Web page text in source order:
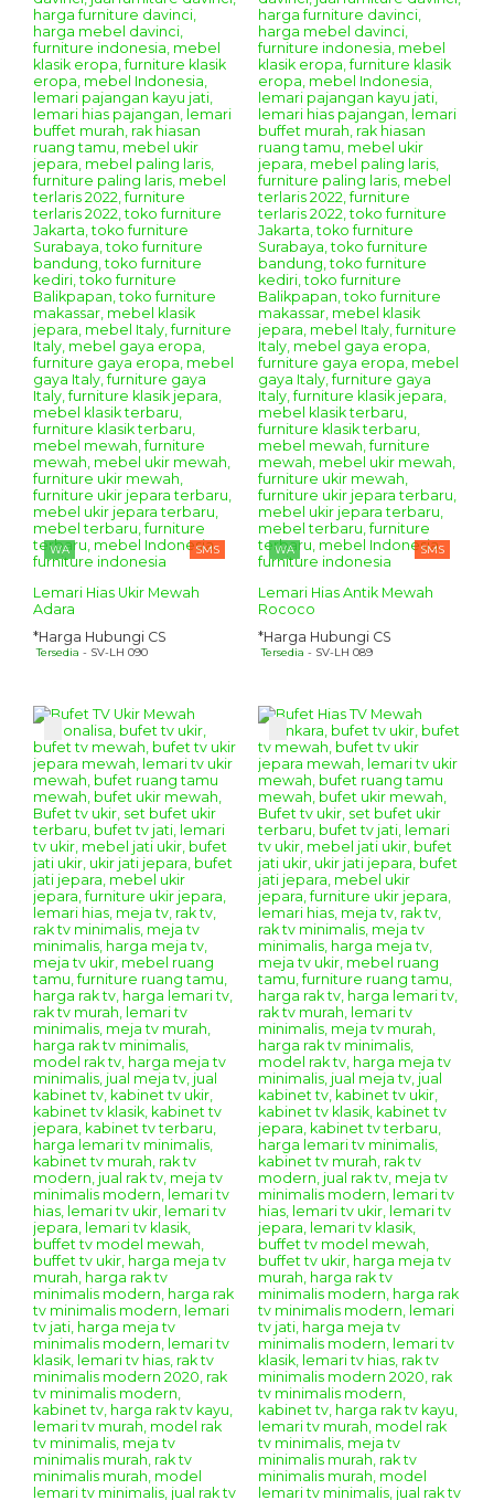
WA SMS
Lemari Hias Ukir Mewah
Adara
*Harga Hubungi CS
Tersedia - SV-LH 090
WA SMS
Lemari Hias Antik Mewah
Rococo
*Harga Hubungi CS
Tersedia - SV-LH 089